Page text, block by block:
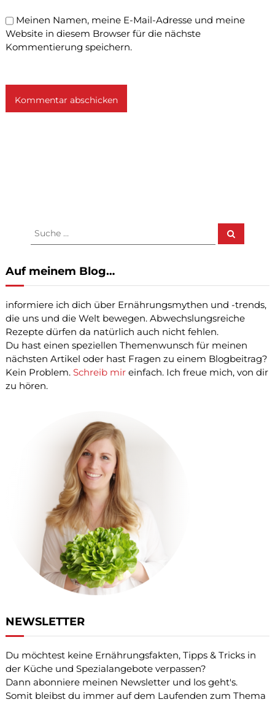
Meinen Namen, meine E-Mail-Adresse und meine
Website in diesem Browser für die nächste
Kommentierung speichern.
S
h
a
c
h
:
S
u
Auf meinem Blog…
informiere ich dich über Ernährungsmythen und -trends,
die uns und die Welt bewegen. Abwechslungsreiche
Rezepte dürfen da natürlich auch nicht fehlen.
Du hast einen speziellen Themenwunsch für meinen
nächsten Artikel oder hast Fragen zu einem Blogbeitrag?
Kein Problem. Schreib mireinfach. Ich freue mich, von dir
zu hören.
NEWSLETTER
Du möchtest keine Ernährungsfakten, Tipps & Tricks in
der Küche und Spezialangebote verpassen?
Dann abonniere meinen Newsletter und los geht's.
Somit bleibst du immer auf dem Laufenden zum Thema